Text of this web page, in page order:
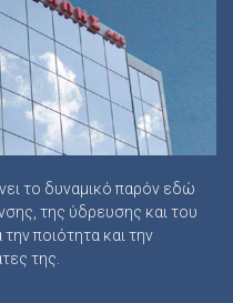
το δυναμικό παρόν εδώ
της ύδρευσης και του
ποιότητα και την
της.